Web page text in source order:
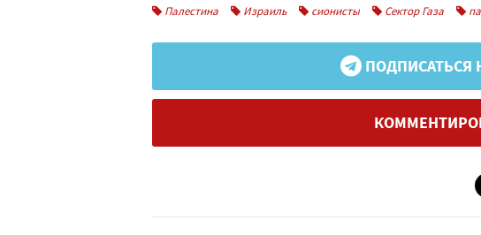
Палестина Израиль сионисты Сектор Газа
ПОДПИСАТЬСЯ